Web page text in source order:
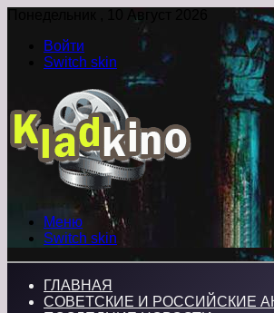
Понедельник , 10 Август 2026
Войти
Switch skin
Меню
Switch skin
ГЛАВНАЯ
СОВЕТСКИЕ И РОССИЙСКИЕ